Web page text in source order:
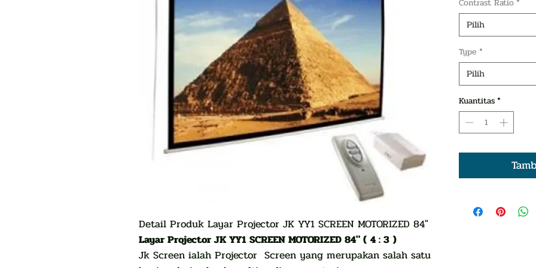
Detail Produk Layar Projector JK YY1 SCREEN MOTORIZED 84″
Layar Projector JK YY1 SCREEN MOTORIZED 84″ ( 4 : 3 )
Jk Screen ialah Projector Screen yang merupakan salah satu
Contrast Ratio*
Pilih
Type *
Pilih
Kuantitas*